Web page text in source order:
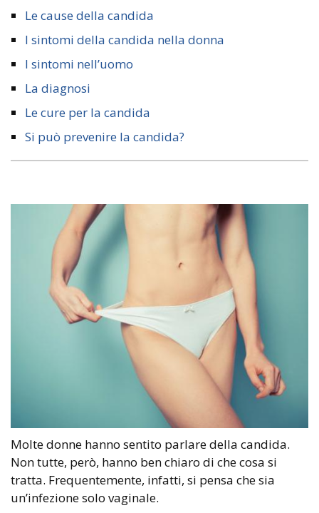
Le cause della candida
I sintomi della candida nella donna
I sintomi nell’uomo
La diagnosi
Le cure per la candida
Si può prevenire la candida?
Molte donne hanno sentito parlare della candida.
Non tutte, però, hanno ben chiaro di che cosa si
tratta. Frequentemente, infatti, si pensa che sia
un’infezione solo vaginale.